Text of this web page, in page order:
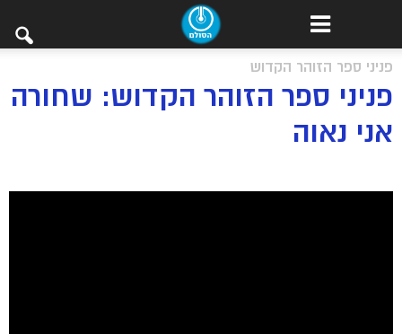
פניני ספר הזוהר הקדוש
פניני ספר הזוהר הקדוש: שחורה
אני נאוה